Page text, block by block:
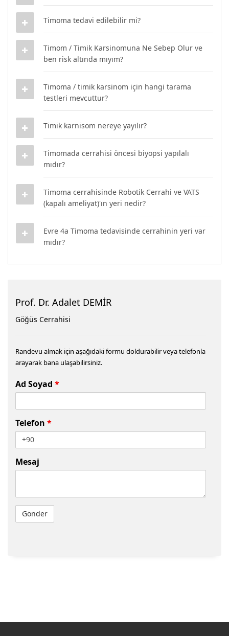
Timoma tedavi edilebilir mi?
Timom / Timik Karsinomuna Ne Sebep Olur ve
ben risk altında mıyım?
Timoma / timik karsinom için hangi tarama
testleri mevcuttur?
Timik karnisom nereye yayılır?
Timomada cerrahisi öncesi biyopsi yapılalı
mıdır?
Timoma cerrahisinde Robotik Cerrahi ve VATS
(kapalı ameliyat)'ın yeri nedir?
Evre 4a Timoma tedavisinde cerrahinin yeri var
mıdır?
Prof. Dr. Adalet DEMİR
Göğüs Cerrahisi
Randevu almak için aşağıdaki formu doldurabilir veya telefonla
arayarak bana ulaşabilirsiniz.
Ad Soyad *
Telefon *
Mesaj